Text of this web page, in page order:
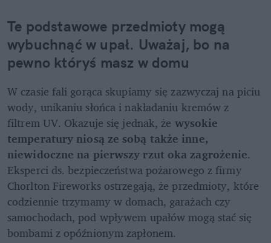
Te podstawowe przedmioty mogą
wybuchnąć w upał. Uważaj, bo na
pewno któryś masz w domu
W czasie fali gorąca skupiamy się zazwyczaj na piciu
wody, unikaniu słońca i nakładaniu kremów z
filtrem UV. Okazuje się jednak, że wysokie
temperatury niosą ze sobą także inne,
niewidoczne na pierwszy rzut oka zagrożenie.
Eksperci ds. bezpieczeństwa pożarowego z firmy
Chorlton Fireworks ostrzegają, że przedmioty, które
codziennie trzymamy w domach, garażach czy
samochodach, pod wpływem upałów mogą stać się
bombami z opóźnionym zapłonem.